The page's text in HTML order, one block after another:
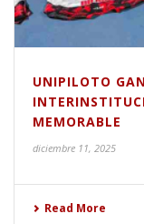
UNIPILOTO
MEMORABLE
diciembre 11, 2025
Read More